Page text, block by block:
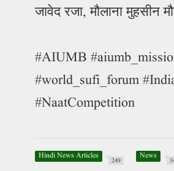
जावेद रजा, मौलाना मुहसीन
#AIUMB
#world_sufi_forum
#NaatCompetition
Hindi News Articles 249 News